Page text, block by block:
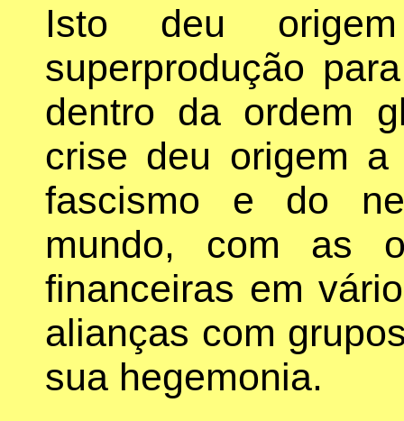
Isto deu
superprodução
dentro da ordem
crise deu origem a
fascismo e do
mundo, com as
financeiras em
alianças com
sua hegemonia.